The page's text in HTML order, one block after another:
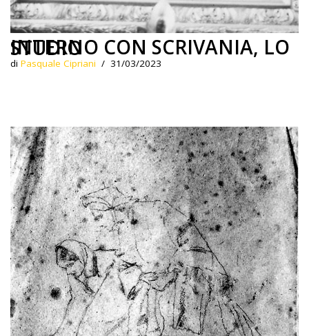
INTERNO CON SCRIVANIA, LO STUDIO
di Pasquale Cipriani 31/03/2023